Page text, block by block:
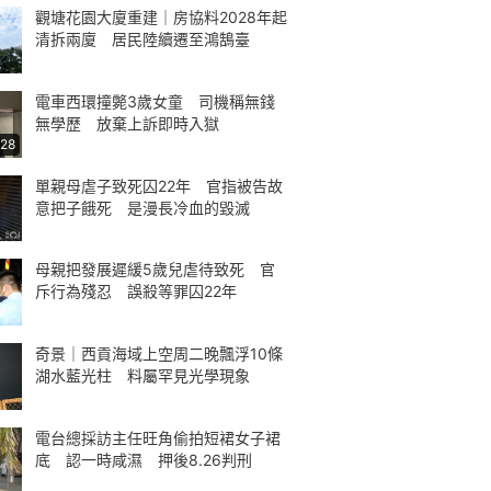
觀塘花園大廈重建｜房協料2028年起
清拆兩廈 居民陸續遷至鴻鵠臺
電車西環撞斃3歲女童 司機稱無錢
無學歷 放棄上訴即時入獄
單親母虐子致死囚22年 官指被告故
意把子餓死 是漫長冷血的毀滅
母親把發展遲緩5歲兒虐待致死 官
斥行為殘忍 誤殺等罪囚22年
奇景｜西貢海域上空周二晚飄浮10條
湖水藍光柱 料屬罕見光學現象
電台總採訪主任旺角偷拍短裙女子裙
底 認一時咸濕 押後8.26判刑